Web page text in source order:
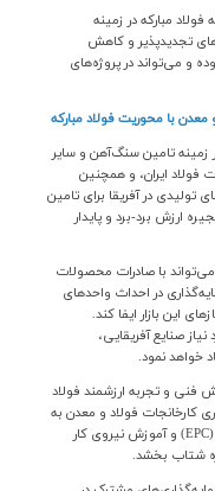
فولاد مبارکه در زمینه
تجدیدپذیر و کاهش
و می‌تواند در پروژه‌های
معدن با محوریت فولاد مبارکه
زمینه تامین سنگ‌آهن و سایر
فولاد ایران، و همچنین
تولیدی در آفریقا برای تامین
ارزش برد-برد و پایدار
می‌تواند با صادرات محصولات
در احداث واحدهای
این بازار ایفا کند.
صنایع آفریقایی،
خواهد نمود.
فنی و تجربه ارزشمند فولاد
کارخانجات فولاد و معدن به
(EPC)
و آموزش نیروی کار
شتاب بخشد.